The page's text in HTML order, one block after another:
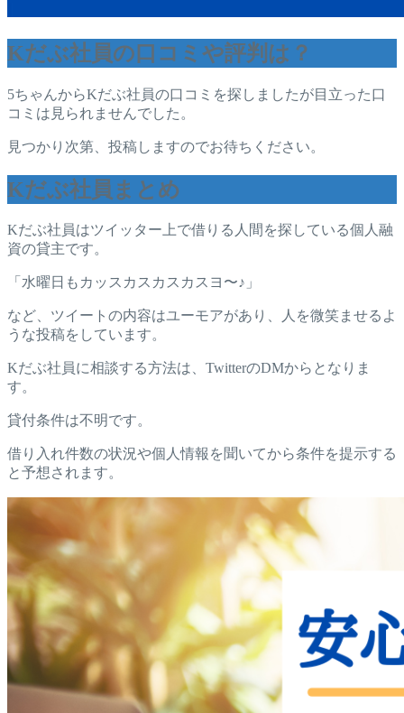
Kだぶ社員の口コミや評判は？
5ちゃんからKだぶ社員の口コミを探しましたが目立った口
コミは見られませんでした。
見つかり次第、投稿しますのでお待ちください。
Kだぶ社員まとめ
Kだぶ社員はツイッター上で借りる人間を探している個人融
資の貸主です。
「水曜日もカッスカスカスカスヨ〜♪」
など、ツイートの内容はユーモアがあり、人を微笑ませるよ
うな投稿をしています。
Kだぶ社員に相談する方法は、TwitterのDMからとなりま
す。
貸付条件は不明です。
借り入れ件数の状況や個人情報を聞いてから条件を提示する
と予想されます。